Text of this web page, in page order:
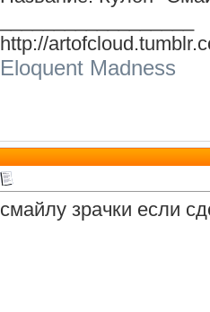
http://
Eloquent Madness
смайлу зрачки если